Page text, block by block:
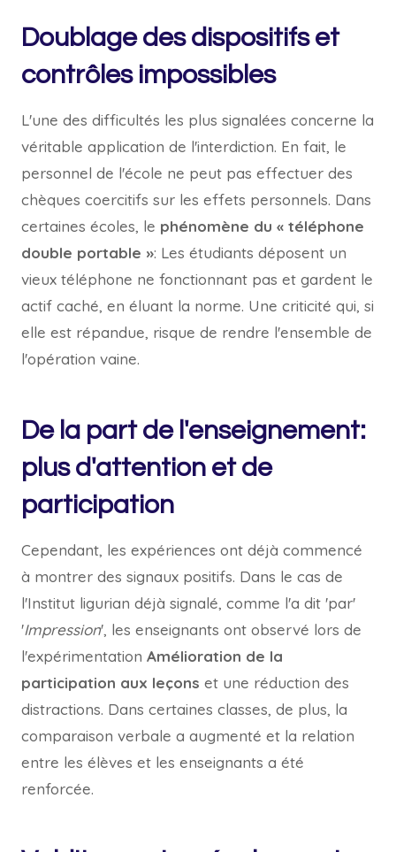
Doublage des dispositifs et
contrôles impossibles
L'une des difficultés les plus signalées concerne la
véritable application de l'interdiction. En fait, le
personnel de l'école ne peut pas effectuer des
chèques coercitifs sur les effets personnels. Dans
certaines écoles, le phénomène du « téléphone
double portable »: Les étudiants déposent un
vieux téléphone ne fonctionnant pas et gardent le
actif caché, en éluant la norme. Une criticité qui, si
elle est répandue, risque de rendre l'ensemble de
l'opération vaine.
De la part de l'enseignement:
plus d'attention et de
participation
Cependant, les expériences ont déjà commencé
à montrer des signaux positifs. Dans le cas de
l'Institut ligurian déjà signalé, comme l'a dit 'par'
'Impression', les enseignants ont observé lors de
l'expérimentation Amélioration de la
participation aux leçons et une réduction des
distractions. Dans certaines classes, de plus, la
comparaison verbale a augmenté et la relation
entre les élèves et les enseignants a été
renforcée.